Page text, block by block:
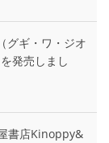
グギ・ワ・ジオ
発売しまし
書店Kinoppy&